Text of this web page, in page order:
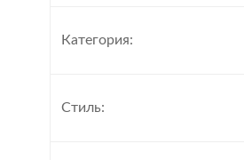
Категория:
Стиль: